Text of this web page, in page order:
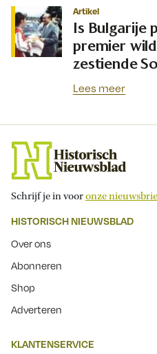
Artikel
Is Bulgarije
premier
zestiende
Lees meer
Schrijf je in vooronze
HISTORISCH NIEUWSBLAD
Over ons
Abonneren
Shop
Adverteren
KLANTENSERVICE